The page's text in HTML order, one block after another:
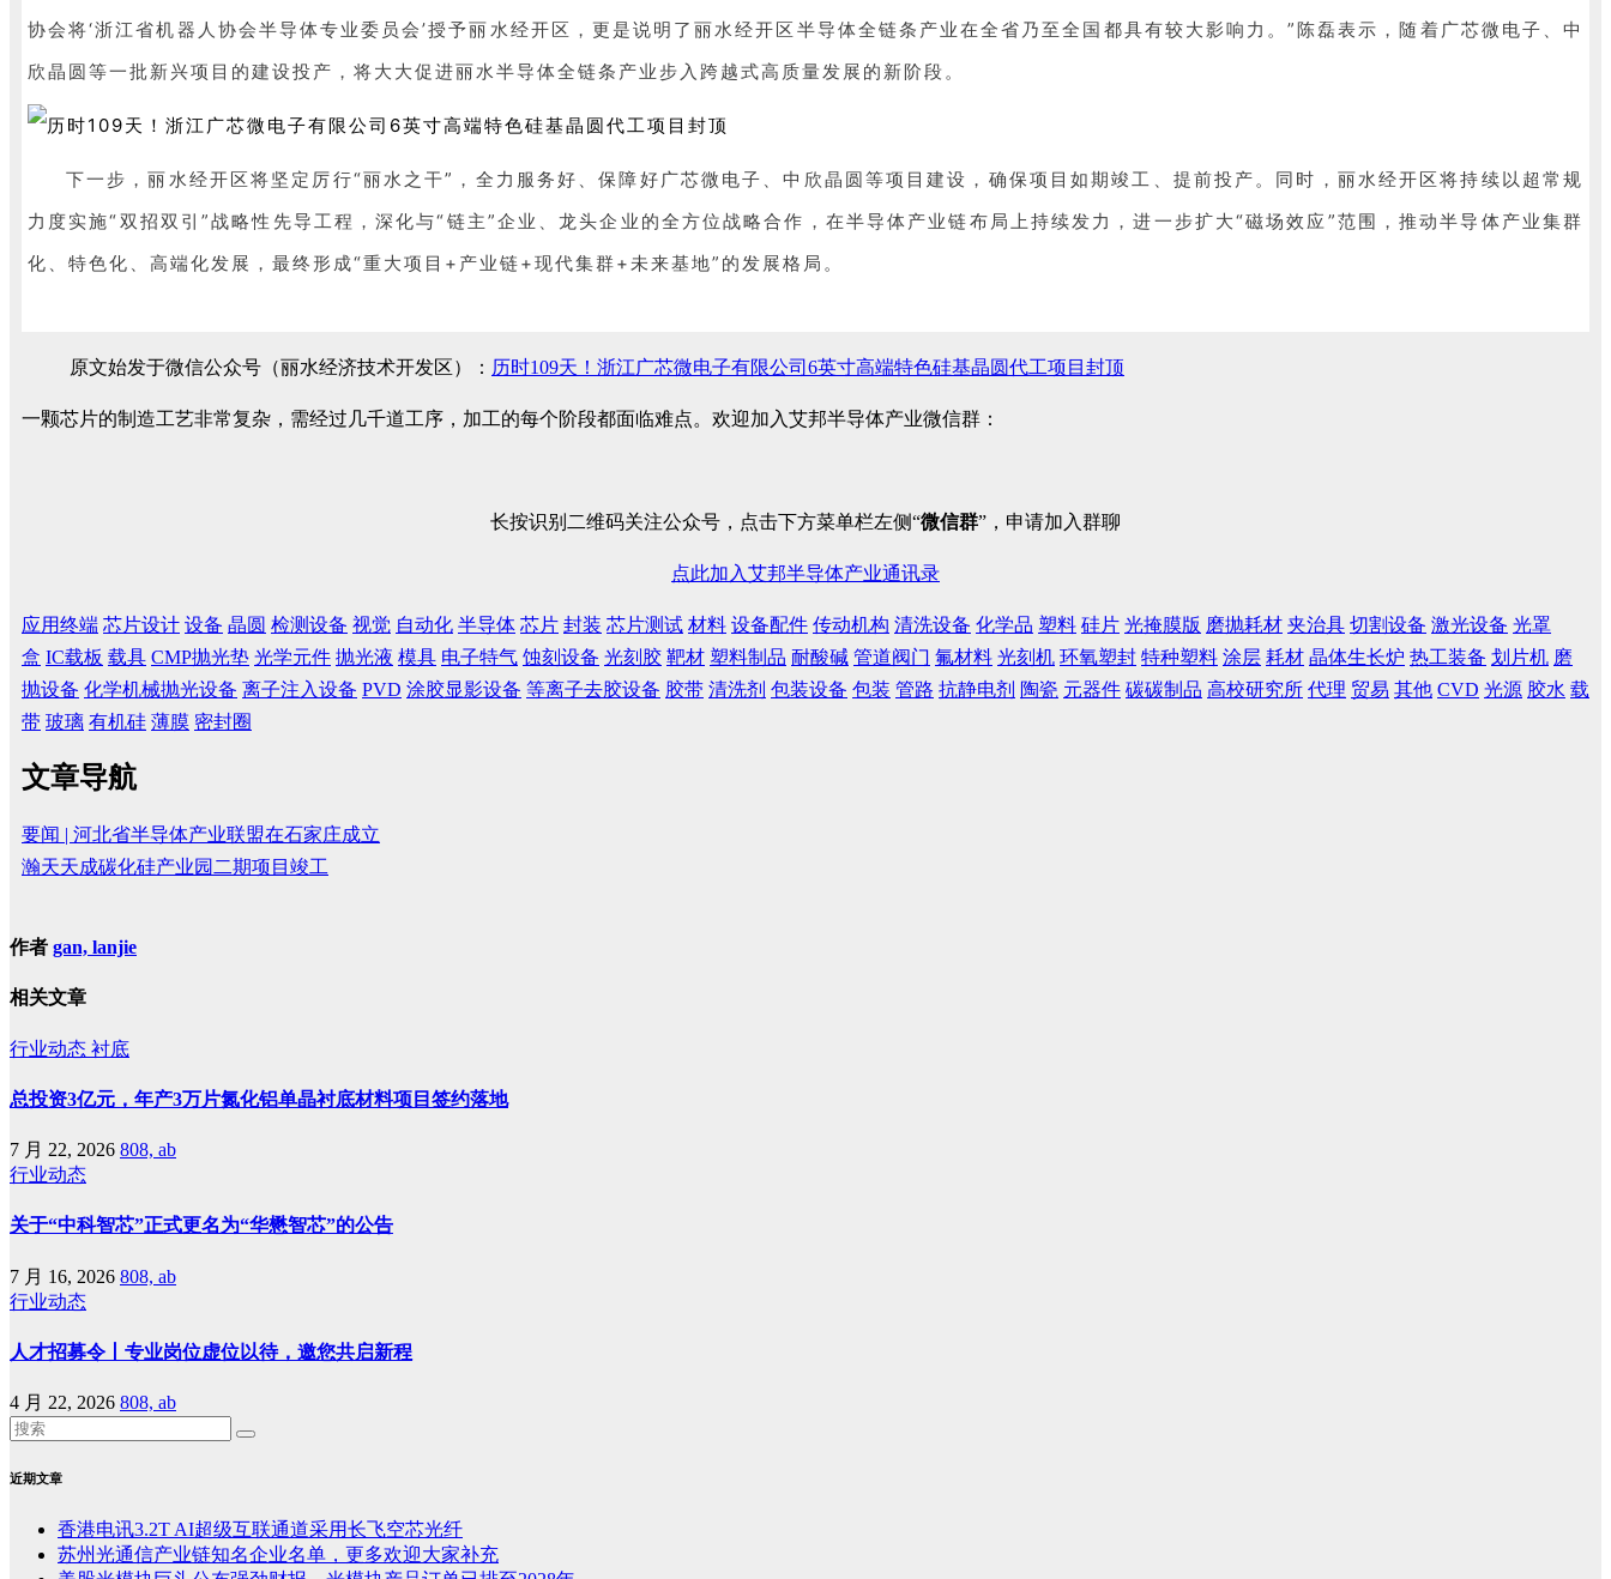
协会将‘浙江省机器人协会半导体专业委员会’授予丽水经开区，更是说明了丽水经开区半导体全链条产业在全省乃至全国都具有较大影响力。”陈磊表示，随着广芯微电子、中
欣晶圆等一批新兴项目的建设投产，将大大促进丽水半导体全链条产业步入跨越式高质量发展的新阶段。
下一步，丽水经开区将坚定厉行“丽水之干”，全力服务好、保障好广芯微电子、中欣晶圆等项目建设，确保项目如期竣工、提前投产。同时，丽水经开区将持续以超常规
力度实施“双招双引”战略性先导工程，深化与“链主”企业、龙头企业的全方位战略合作，在半导体产业链布局上持续发力，进一步扩大“磁场效应”范围，推动半导体产业集群
化、特色化、高端化发展，最终形成“重大项目+产业链+现代集群+未来基地”的发展格局。
原文始发于微信公众号（丽水经济技术开发区）： 历时109天！浙江广芯微电子有限公司6英寸高端特色硅基晶圆代工项目封顶
一颗芯片的制造工艺非常复杂，需经过几千道工序，加工的每个阶段都面临难点。欢迎加入艾邦半导体产业微信群：
长按识别二维码关注公众号，点击下方菜单栏左侧“微信群”，申请加入群聊
点此加入艾邦半导体产业通讯录
应用终端 芯片设计 设备 晶圆 检测设备 视觉 自动化 半导体 芯片 封装 芯片测试 材料 设备配件 传动机构 清洗设备 化学品 塑料 硅片 光掩膜版 磨抛耗材 夹治具 切割设备 激光设备 光罩
盒 IC载板 载具 CMP抛光垫 光学元件 抛光液 模具 电子特气 蚀刻设备 光刻胶 靶材 塑料制品 耐酸碱 管道阀门 氟材料 光刻机 环氧塑封 特种塑料 涂层 耗材 晶体生长炉 热工装备 划片机 磨
抛设备 化学机械抛光设备 离子注入设备 PVD 涂胶显影设备 等离子去胶设备 胶带 清洗剂 包装设备 包装 管路 抗静电剂 陶瓷 元器件 碳碳制品 高校研究所 代理 贸易 其他 CVD 光源 胶水 载
带 玻璃 有机硅 薄膜 密封圈
文章导航
要闻 | 河北省半导体产业联盟在石家庄成立
瀚天天成碳化硅产业园二期项目竣工
作者 gan, lanjie
相关文章
行业动态 衬底
总投资3亿元，年产3万片氮化铝单晶衬底材料项目签约落地
7 月 22, 2026 808, ab
行业动态
关于“中科智芯”正式更名为“华懋智芯”的公告
7 月 16, 2026 808, ab
行业动态
人才招募令丨专业岗位虚位以待，邀您共启新程
4 月 22, 2026 808, ab
近期文章
香港电讯3.2T AI超级互联通道采用长飞空芯光纤
苏州光通信产业链知名企业名单，更多欢迎大家补充